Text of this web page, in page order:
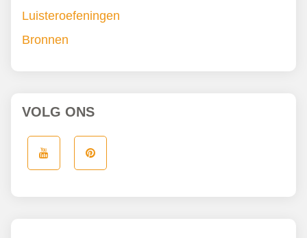
Luisteroefeningen
Bronnen
VOLG ONS